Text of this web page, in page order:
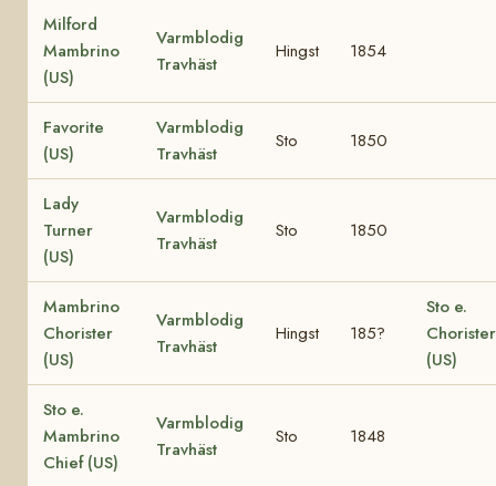
Milford
Mambrino
(US)
Varmblodig
Travhäst
Hingst 1854
Favorite
(US)
Varmblodig
Travhäst
Sto 1850
Lady
Turner
(US)
Varmblodig
Travhäst
Sto 1850
Mambrino
Chorister
(US)
Varmblodig
Travhäst
Hingst 185?
Sto e.
Chorister
(US)
Sto e.
Mambrino
Chief (US)
Varmblodig
Travhäst
Sto 1848